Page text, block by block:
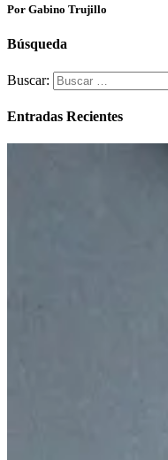
Por Gabino Trujillo
Búsqueda
Buscar:
Entradas Recientes